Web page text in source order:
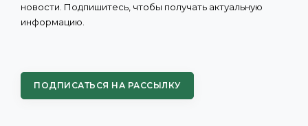
новости. Подпишитесь, чтобы получать актуальную
информацию.
ПОДПИСАТЬСЯ НА РАССЫЛКУ